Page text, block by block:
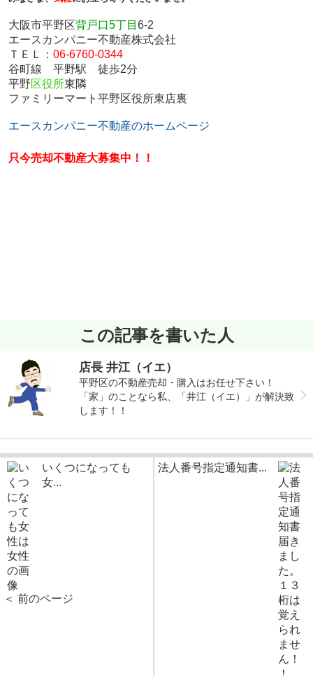
大阪市平野区背戸口5丁目 6-2
エースカンパニー不動産株式会社
ＴＥＬ： 06-6760-0344
谷町線 平野駅 徒歩2分
平野区役所東隣
ファミリーマート平野区役所東店裏
エースカンパニー不動産のホームページ
只今売却不動産大募集中！！
この記事を書いた人
店長 井江（イエ）
平野区の不動産売却・購入はお任せ下さい！
「家」のことなら私、「井江（イエ）」が解決致
します！！
いくつになっても
女...
＜ 前のページ
法人番号指定通知書...